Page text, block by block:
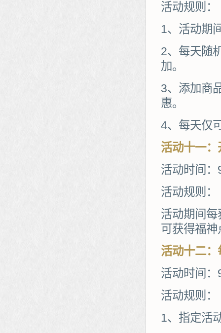
活动规则：
1、活动期
2、每天随
加。
3、添加商
惠。
4、每天仅
活动十一：
活动时间
活动规则：
活动期间
可获得福神
活动十二：
活动时间
活动规则：
1、指定活